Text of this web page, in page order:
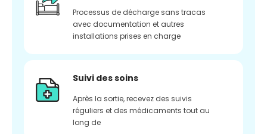
Processus de décharge sans tracas
avec documentation et autres
installations prises en charge
Suivi des soins
Après la sortie, recevez des suivis
réguliers et des médicaments tout au
long de